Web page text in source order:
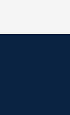
hábitos de
de fábrica,
costos de
para los
disponibles
Estos
los programas